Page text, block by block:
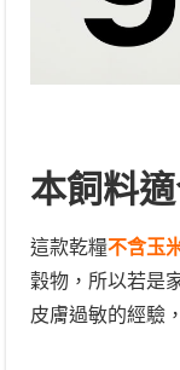
本飼料
這款乾糧不含玉
穀物，所以若是
皮膚過敏的經驗